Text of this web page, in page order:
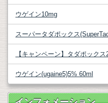
ウゲイン10mg
スーパータダポックス
【キャンペーン】タダポック
ウゲイン(ugaine5)5% 60ml